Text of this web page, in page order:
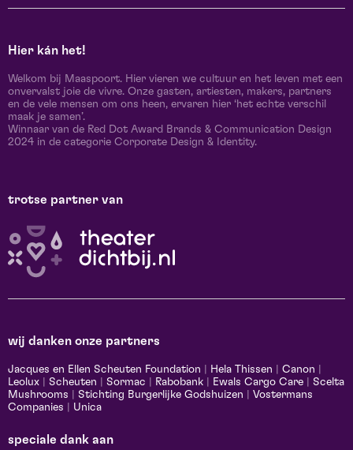
Hier kán het!
Welkom bij Maaspoort. Hier vieren we cultuur en het leven met een
onvervalst joie de vivre. Onze gasten, artiesten, makers, partners
en de vele mensen om ons heen, ervaren hier ‘het echte verschil
maak je samen’.
Winnaar van de Red Dot Award Brands & Communication Design
2024 in de categorie Corporate Design & Identity.
trotse partner van
wij danken onze partners
Jacques en Ellen Scheuten Foundation Hela Thissen Canon
Leolux
Scheuten Sormac Rabobank Ewals Cargo Care
Scelta
Mushrooms
Stichting Burgerlijke Godshuizen
Vostermans
Companies
Unica
speciale dank aan